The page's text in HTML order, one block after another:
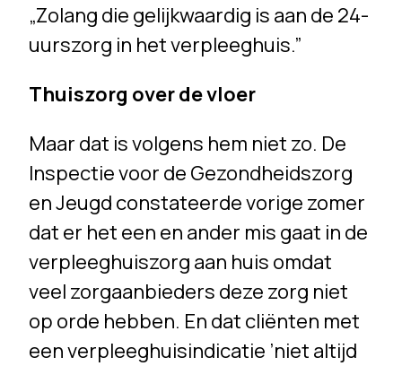
„Zolang die gelijkwaardig is aan de 24-
uurszorg in het verpleeghuis.”
Thuiszorg over de vloer
Maar dat is volgens hem niet zo. De
Inspectie voor de Gezondheidszorg
en Jeugd constateerde vorige zomer
dat er het een en ander mis gaat in de
verpleeghuiszorg aan huis omdat
veel zorgaanbieders deze zorg niet
op orde hebben. En dat cliënten met
een verpleeghuisindicatie ’niet altijd